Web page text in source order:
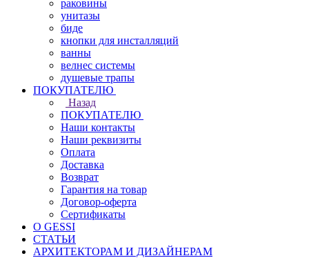
раковины
унитазы
биде
кнопки для инсталляций
ванны
велнес системы
душевые трапы
ПОКУПАТЕЛЮ
Назад
ПОКУПАТЕЛЮ
Наши контакты
Наши реквизиты
Оплата
Доставка
Возврат
Гарантия на товар
Договор-оферта
Сертификаты
О GESSI
СТАТЬИ
АРХИТЕКТОРАМ И ДИЗАЙНЕРАМ